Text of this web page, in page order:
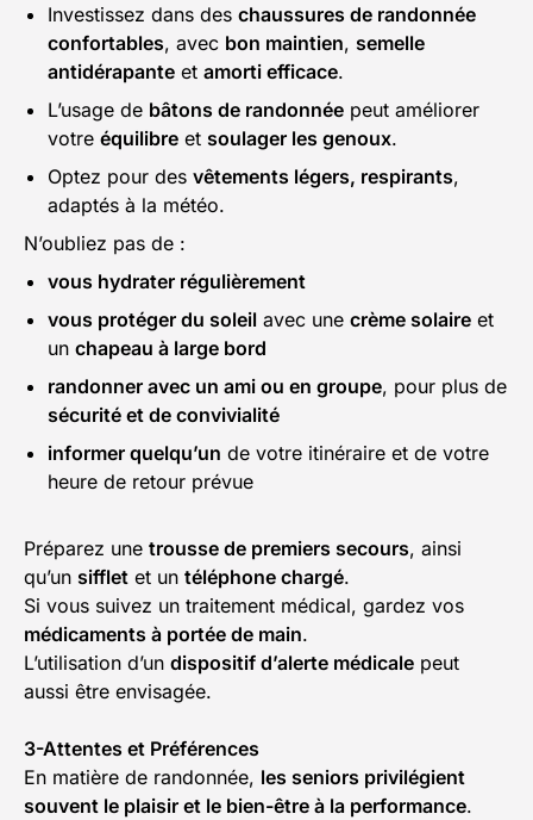
Investissez dans des chaussures de randonnée
confortables, avec bon maintien, semelle
antidérapante et amorti efficace.
L’usage de bâtons de randonnée peut améliorer
votre équilibre et soulager les genoux.
Optez pour des vêtements légers, respirants,
adaptés à la météo.
N’oubliez pas de :
vous hydrater régulièrement
vous protéger du soleil avec une crème solaire et
un chapeau à large bord
randonner avec un ami ou en groupe, pour plus de
sécurité et de convivialité
informer quelqu’un de votre itinéraire et de votre
heure de retour prévue
Préparez une trousse de premiers secours, ainsi
qu’un sifflet et un téléphone chargé.
Si vous suivez un traitement médical, gardez vos
médicaments à portée de main.
L’utilisation d’un dispositif d’alerte médicale peut
aussi être envisagée.
3-Attentes et Préférences
En matière de randonnée, les seniors privilégient
souvent le plaisir et le bien-être à la performance.